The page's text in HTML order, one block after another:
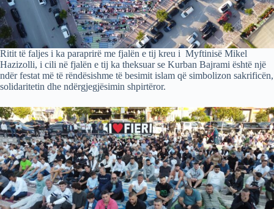
Ritit të faljes i ka paraprirë me fjalën e tij kreu i Myftinisë Mikel
Hazizolli, i cili në fjalën e tij ka theksuar se Kurban Bajrami është një
ndër festat më të rëndësishme të besimit islam që simbolizon sakrificën,
solidaritetin dhe ndërgjegjësimin shpirtëror.